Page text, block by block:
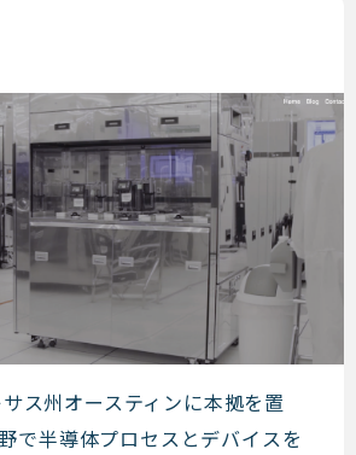
ス州オースティンに本拠を置
で半導体プロセスとデバイスを